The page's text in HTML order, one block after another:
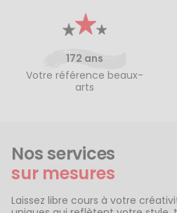
172 ans
Votre référence beaux-
arts
Nos services
sur mesures
Laissez libre cours à votre